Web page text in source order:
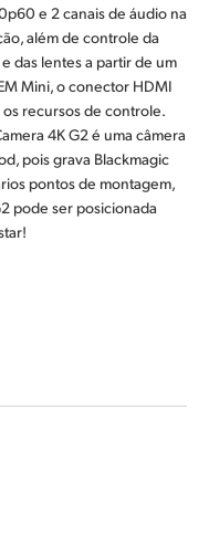
e 2 canais de áudio na
além de controle da
das lentes a partir de um
Mini, o conector HDMI
recursos de controle.
4K G2 é uma câmera
pois grava Blackmagic
pontos de montagem,
pode ser posicionada